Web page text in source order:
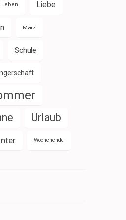
Leben Liebe
März
Schule
Urlaub
Wochenende